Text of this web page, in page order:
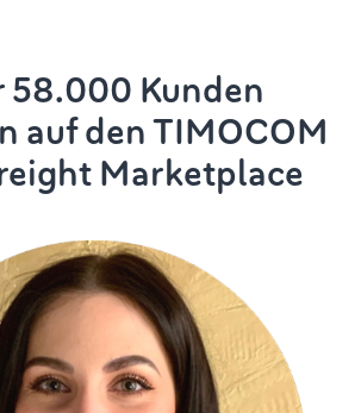
58.000 Kunden
auf den TIMOCOM
Marketplace